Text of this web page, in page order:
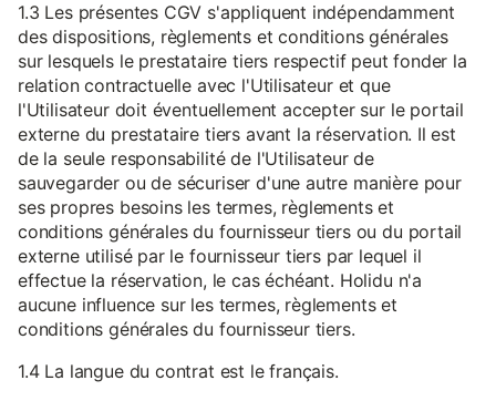
1.3 Les présentes CGV s'appliquent indépendamment
des dispositions, règlements et conditions générales
sur lesquels le prestataire tiers respectif peut fonder la
relation contractuelle avec l'Utilisateur et que
l'Utilisateur doit éventuellement accepter sur le portail
externe du prestataire tiers avant la réservation. Il est
de la seule responsabilité de l'Utilisateur de
sauvegarder ou de sécuriser d'une autre manière pour
ses propres besoins les termes, règlements et
conditions générales du fournisseur tiers ou du portail
externe utilisé par le fournisseur tiers par lequel il
effectue la réservation, le cas échéant. Holidu n'a
aucune influence sur les termes, règlements et
conditions générales du fournisseur tiers.
1.4 La langue du contrat est le français.